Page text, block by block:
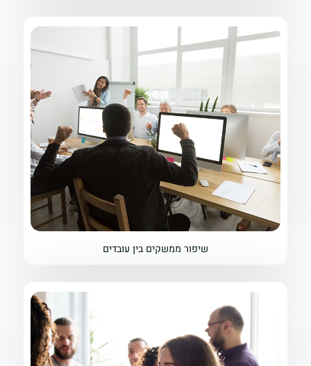
שיפור ממשקים בין עובדים